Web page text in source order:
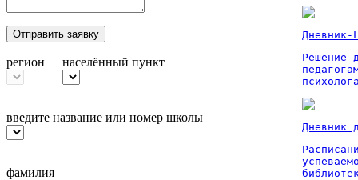
Отправить заявку
регион населённый пункт
введите название или номер школы
фамилия
Дневник-
Решение
Дневник